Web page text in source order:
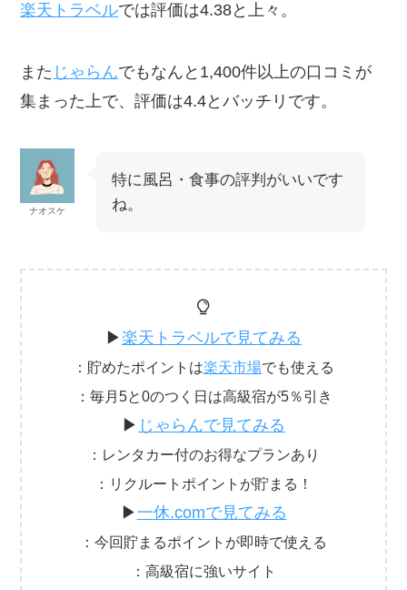
楽天トラベルでは評価は4.38と上々。
また じゃらんでもなんと1,400件以上の口コミが
集まった上で、評価は4.4とバッチリです。
ナオスケ
特に風呂・食事の評判がいいです
ね。
▶楽天トラベルで見てみる
：貯めたポイントは楽天市場でも使える
：毎月5と0のつく日は高級宿が5％引き
▶ じゃらんで見てみる
：レンタカー付のお得なプランあり
：リクルートポイントが貯まる！
▶一休.comで見てみる
：今回貯まるポイントが即時で使える
：高級宿に強いサイト